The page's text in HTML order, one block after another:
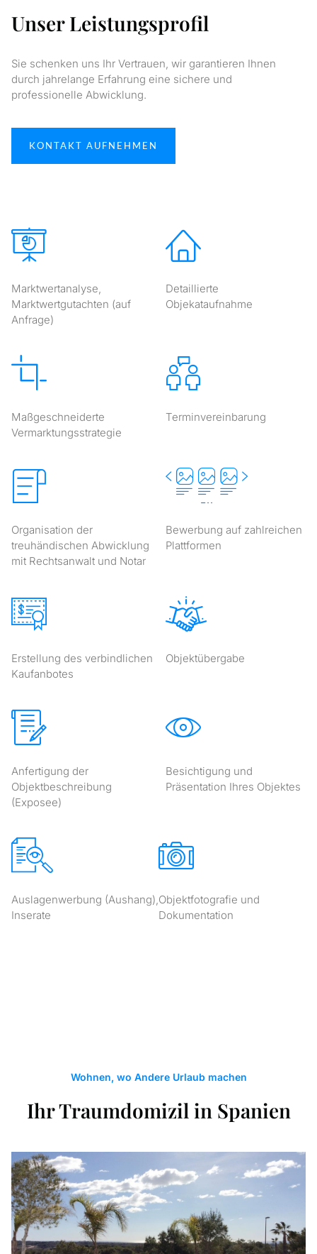
Unser Leistungsprofil
Sie schenken uns Ihr Vertrauen, wir garantieren Ihnen
durch jahrelange Erfahrung eine sichere und
professionelle Abwicklung.
KONTAKT AUFNEHMEN
Marktwertanalyse,
Marktwertgutachten (auf
Anfrage)
Detaillierte
Objekataufnahme
Maßgeschneiderte
Vermarktungsstrategie
Terminvereinbarung
Organisation der
treuhändischen Abwicklung
mit Rechtsanwalt und Notar
Bewerbung auf zahlreichen
Plattformen
Erstellung des verbindlichen
Kaufanbotes
Objektübergabe
Anfertigung der
Objektbeschreibung
(Exposee)
Besichtigung und
Präsentation Ihres Objektes
Auslagenwerbung (Aushang),
Inserate
Objektfotografie und
Dokumentation
Wohnen, wo Andere Urlaub machen
Ihr Traumdomizil in Spanien